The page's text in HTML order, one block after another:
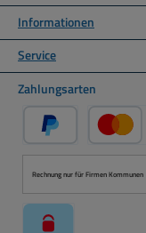
Informationen
Service
Zahlungsarten
PayPal
Rechnung nur für Firmen Kommunen